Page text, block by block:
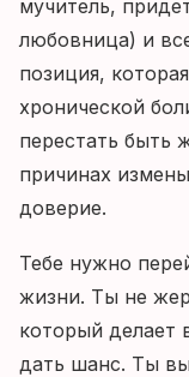
мучитель,
любовница) и
позиция,
хронической
перестать быть
причинах
доверие.
Тебе нужно
жизни. Ты не
который делает
дать шанс. Ты